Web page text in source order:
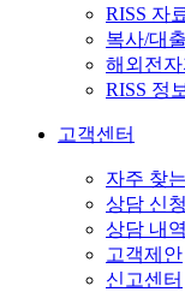
RISS 자
복사/대
해외전
RISS 정
고객센터
자주 찾
상담 신청
상담 내
고객제안
신고센터